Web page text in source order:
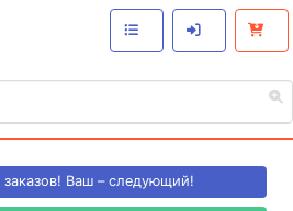
заказов! Ваш – следующий!